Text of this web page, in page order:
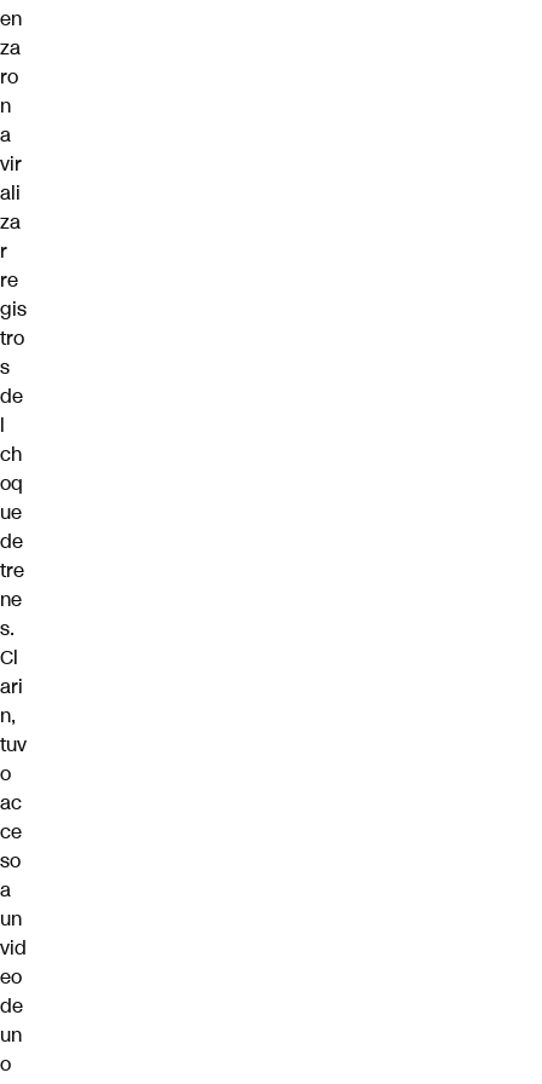
en
za
ro
n
a
vir
ali
za
r
re
gis
tro
s
de
l
ch
oq
ue
de
tre
ne
s.
Cl
ari
n,
tuv
o
ac
ce
so
a
un
vid
eo
de
un
o